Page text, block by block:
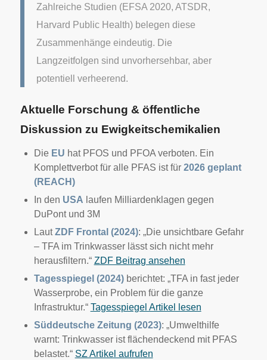
Zahlreiche Studien (EFSA 2020, ATSDR,
Harvard Public Health) belegen diese
Zusammenhänge eindeutig. Die
Langzeitfolgen sind unvorhersehbar, aber
potentiell verheerend.
Aktuelle Forschung & öffentliche
Diskussion zu Ewigkeitschemikalien
Die EU hat PFOS und PFOA verboten. Ein
Komplettverbot für alle PFAS ist für 2026 geplant
(REACH)
In den USA laufen Milliardenklagen gegen
DuPont und 3M
LautZDF Frontal (2024): „Die unsichtbare Gefahr
– TFA im Trinkwasser lässt sich nicht mehr
herausfiltern.“ ZDF Beitrag ansehen
Tagesspiegel (2024)berichtet: „TFA in fast jeder
Wasserprobe, ein Problem für die ganze
Infrastruktur.“ Tagesspiegel Artikel lesen
Süddeutsche Zeitung (2023): „Umwelthilfe
warnt: Trinkwasser ist flächendeckend mit PFAS
belastet.“ SZ Artikel aufrufen